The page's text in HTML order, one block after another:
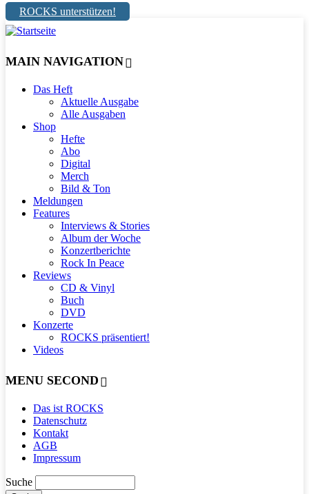
ROCKS unterstützen!
MAIN NAVIGATION
Das Heft
Aktuelle Ausgabe
Alle Ausgaben
Shop
Hefte
Abo
Digital
Merch
Bild & Ton
Meldungen
Features
Interviews & Stories
Album der Woche
Konzertberichte
Rock In Peace
Reviews
CD & Vinyl
Buch
DVD
Konzerte
ROCKS präsentiert!
Videos
MENU SECOND
Das ist ROCKS
Datenschutz
Kontakt
AGB
Impressum
Suche